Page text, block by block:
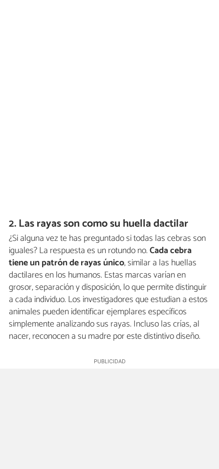
2. Las rayas son como su huella dactilar
¿Si alguna vez te has preguntado si todas las cebras son
iguales? La respuesta es un rotundo no.Cada cebra
tiene un patrón de rayas único, similar a las huellas
dactilares en los humanos. Estas marcas varían en
grosor, separación y disposición, lo que permite distinguir
a cada individuo. Los investigadores que estudian a estos
animales pueden identificar ejemplares específicos
simplemente analizando sus rayas. Incluso las crías, al
nacer, reconocen a su madre por este distintivo diseño.